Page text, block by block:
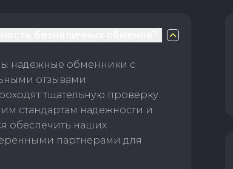
надежные обменники с
отзывами
тщательную проверку
стандартам надежности и
обеспечить наших
партнерами для